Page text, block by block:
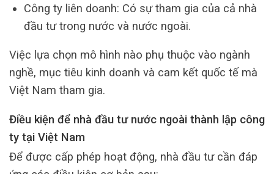
Công ty liên doanh: Có sự tham gia của cả nhà
đầu tư trong nước và nước ngoài.
Việc lựa chọn mô hình nào phụ thuộc vào ngành
nghề, mục tiêu kinh doanh và cam kết quốc tế mà
Việt Nam tham gia.
Điều kiện để nhà đầu tư nước ngoài thành lập công
ty tại Việt Nam
Để được cấp phép hoạt động, nhà đầu tư cần đáp